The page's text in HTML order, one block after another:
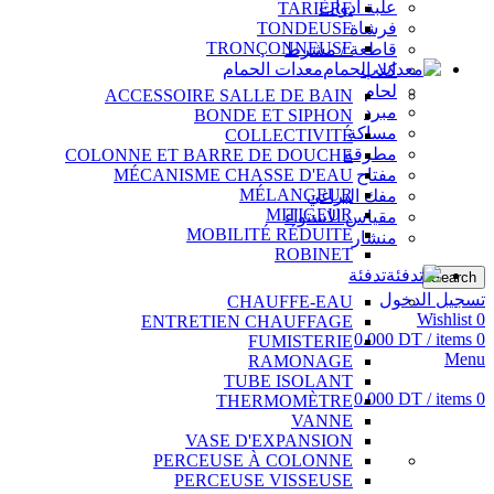
علبة أدوات
فرشاة
قاطعة / مشرط
كلاب
لحام
مبرد
مساكة
مطرقة
مفتاح
مفك البراغي
مقياس الاستواء
منشار
Search
تسجيل الدخول
0
Wishlist
0
items
/
0.000 DT
Menu
0
items
/
0.000 DT
TARIÈRE
TONDEUSE
TRONÇONNEUSE
معدات الحمام
ACCESSOIRE SALLE DE BAIN
BONDE ET SIPHON
COLLECTIVITÉ
COLONNE ET BARRE DE DOUCHE
MÉCANISME CHASSE D'EAU
MÉLANGEUR
MITIGEUR
MOBILITÉ RÉDUITE
ROBINET
تدفئة
CHAUFFE-EAU
ENTRETIEN CHAUFFAGE
FUMISTERIE
RAMONAGE
TUBE ISOLANT
THERMOMÈTRE
VANNE
VASE D'EXPANSION
PERCEUSE À COLONNE
PERCEUSE VISSEUSE